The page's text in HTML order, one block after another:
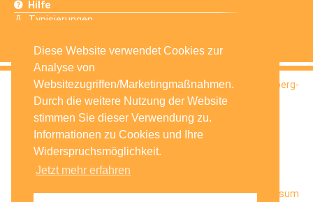
Diese Website verwendet Cookies zur
Analyse von
Websitezugriffen/Marketingmaßnahmen.
Durch die weitere Nutzung der Website
stimmen Sie dieser Verwendung zu.
Informationen zu Cookies und Ihre
Widerspruchsmöglichkeit.
Jetzt mehr erfahren
Hilfe
Typisierungen
© 2016Selbsthilfegruppe Krebskranker Kinder Amberg-
Sulzbach e.V.
Impressum
Datenschutz
Facebook
Startseite